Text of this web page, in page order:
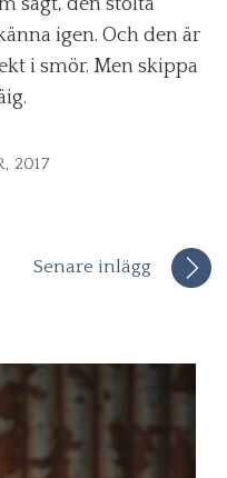
sagt, den stolta
igen. Och den är
i smör. Men skippa
2017
Senare inlägg